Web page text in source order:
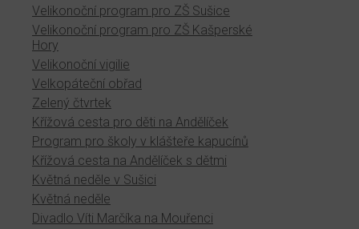
Velikonoční program pro ZŠ Sušice
Velikonoční program pro ZŠ Kašperské
Hory
Velikonoční vigilie
Velkopáteční obřad
Zelený čtvrtek
Křížová cesta pro děti na Andělíček
Program pro školy v klášteře kapucínů
Křížová cesta na Andělíček s dětmi
Květná neděle v Sušici
Květná neděle
Divadlo Víti Marčíka na Mouřenci